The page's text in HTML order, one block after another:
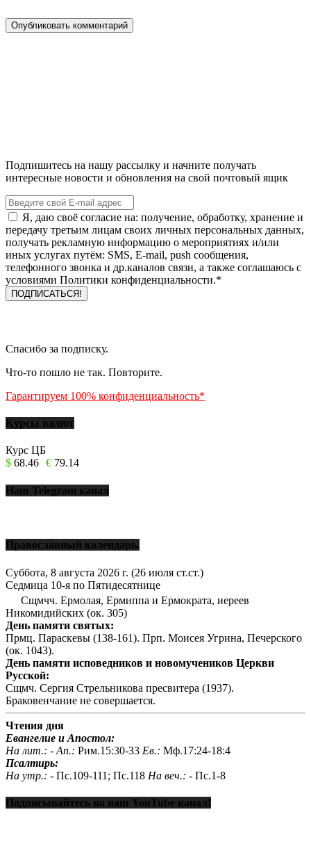
Подпишитесь на нашу рассылку и начните получать
интересные новости и обновления на свой почтовый ящик
Я, даю своё согласие на: получение, обработку, хранение и
передачу третьим лицам своих личных персональных данных,
получать рекламную информацию о мероприятиях и/или
иных услугах путём: SMS, E-mail, push сообщения,
телефонного звонка и др.каналов связи, а также соглашаюсь с
условиями Политики конфиденциальности.*
Спасибо за подписку.
Что-то пошло не так. Повторите.
Гарантируем 100% конфиденциальность*
Курсы валют
Курс ЦБ
$ 68.46 € 79.14
Наш Telegram канал
Православный календарь.
Суббота, 8 августа 2026 г. (26 июля ст.ст.)
Седмица 10-я по Пятидесятнице
Сщмчч. Ермолая, Ермиппа и Ермократа, иереев
Никомидийских (ок. 305)
День памяти святых:
Прмц. Параскевы (138-161). Прп. Моисея Угрина, Печерского
(ок. 1043).
День памяти исповедников и новомучеников Церкви
Русской:
Сщмч. Сергия Стрельникова пресвитера (1937).
Браковенчание не совершается.
Чтения дня
Евангелие и Апостол:
На лит.: - Ап.: Рим.15:30-33 Ев.: Мф.17:24-18:4
Псалтирь:
На утр.: - Пс.109-111; Пс.118 На веч.: - Пс.1-8
Подписывайтесь на наш YouTube канал!